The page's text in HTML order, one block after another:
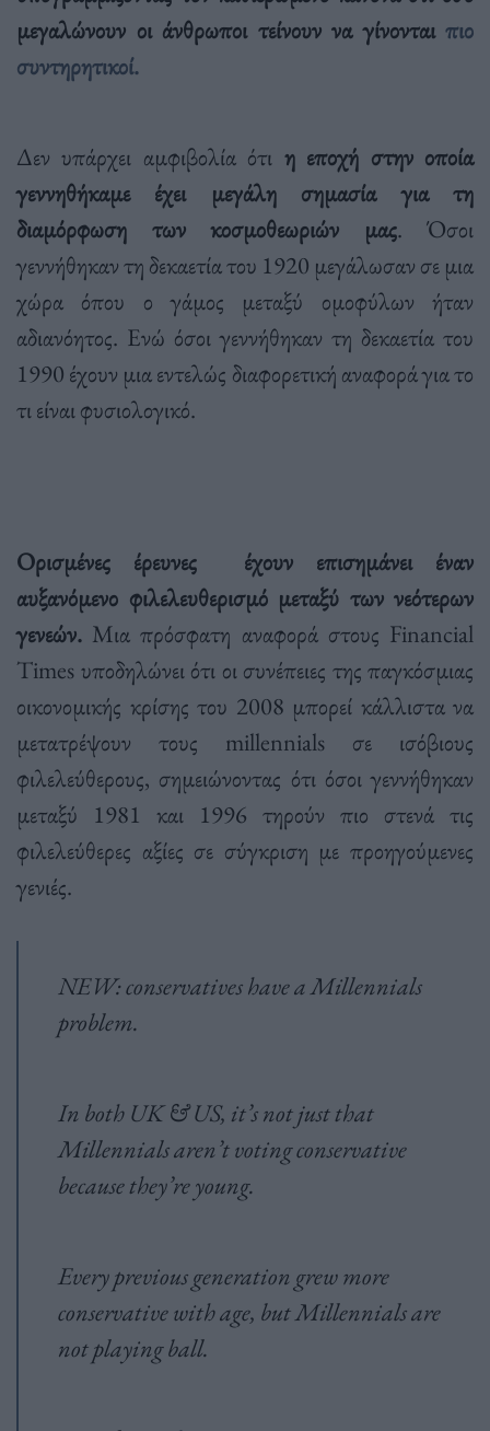
μεγαλώνουν οι άνθρωποι τείνουν να γίνονται πιο
συντηρητικοί.
Δεν υπάρχει αμφιβολία ότι η εποχή στην οποία
γεννηθήκαμε έχει μεγάλη σημασία για τη
διαμόρφωση των κοσμοθεωριών μας. Όσοι
γεννήθηκαν τη δεκαετία του 1920 μεγάλωσαν σε μια
χώρα όπου ο γάμος μεταξύ ομοφύλων ήταν
αδιανόητος. Ενώ όσοι γεννήθηκαν τη δεκαετία του
1990 έχουν μια εντελώς διαφορετική αναφορά για το
τι είναι φυσιολογικό.
Ορισμένες έρευνες έχουν επισημάνει έναν
αυξανόμενο φιλελευθερισμό μεταξύ των νεότερων
γενεών. Μια πρόσφατη αναφορά στους Financial
Times υποδηλώνει ότι οι συνέπειες της παγκόσμιας
οικονομικής κρίσης του 2008 μπορεί κάλλιστα να
μετατρέψουν τους millennials σε ισόβιους
φιλελεύθερους, σημειώνοντας ότι όσοι γεννήθηκαν
μεταξύ 1981 και 1996 τηρούν πιο στενά τις
φιλελεύθερες αξίες σε σύγκριση με προηγούμενες
γενιές.
NEW: conservatives have a Millennials
problem.
In both UK & US, it’s not just that
Millennials aren’t voting conservative
because they’re young.
Every previous generation grew more
conservative with age, but Millennials are
not playing ball.